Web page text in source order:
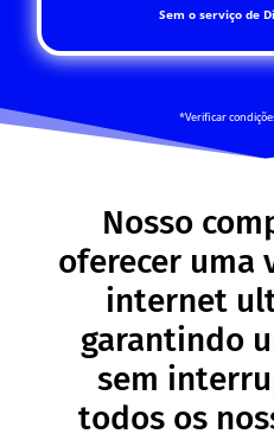
Sem o serviço de
*Verificar
Nosso
oferecer uma
internet
garantindo
sem
todos os